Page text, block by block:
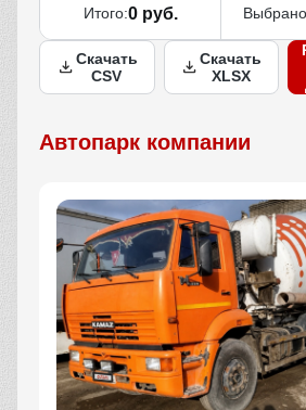
Итого:0 руб.
Скачать
CSV
Скачать
XLSX
Автопарк компании